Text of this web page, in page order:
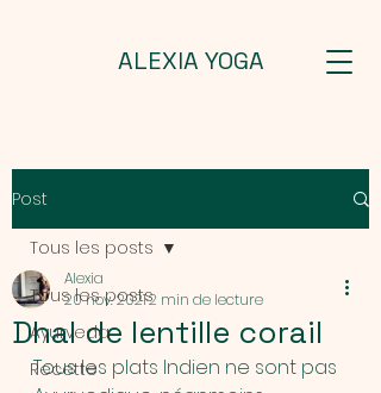
ALEXIA YOGA
Post
Tous les posts
Ayurveda
Recette
Tous les posts
Dhal de lentille corail
Alexia
20 nov. 20212 min de lecture
Tous les plats Indien ne sont pas